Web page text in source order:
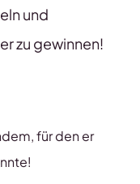
und
zu gewinnen!
für den er